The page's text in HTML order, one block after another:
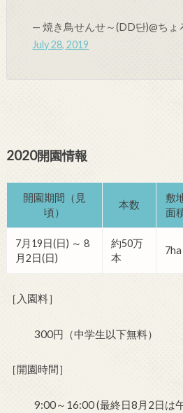
— 焼き鳥せんせ～(DD단)@ちょ
July 28, 2019
2020開園情報
開園期間（見
頃）
本数
敷
面
7月19日(日) ～ 8
月2日(日)
約50万
本
7ha
［入園料］
300円（中学生以下無料）
［開園時間］
9:00～16:00 (最終日8月2日は